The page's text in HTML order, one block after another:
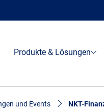
Produkte & Lösungen
und Events NKT-